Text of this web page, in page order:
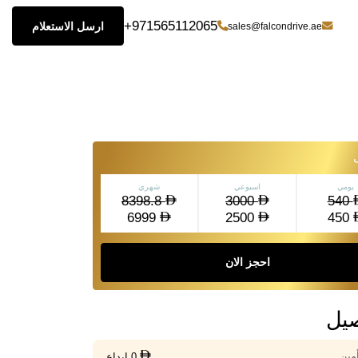
sales@falcondrive.ae
+971565112065 ارسل الاستعلام
يومي
540
450
اسبوعي
3000
2500
شهري
8398.8
6999
احجز الان